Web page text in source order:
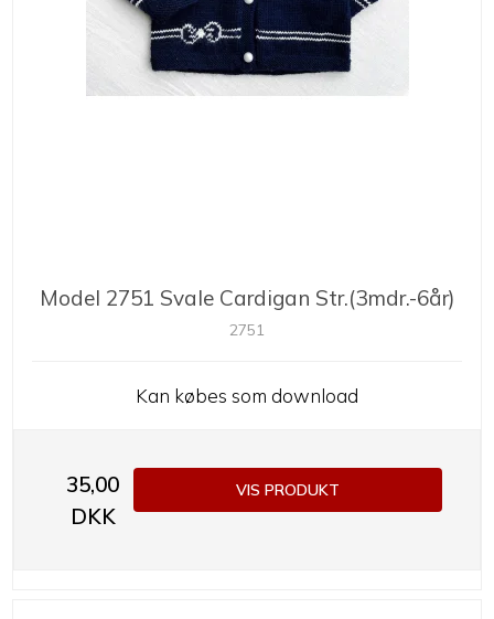
Model 2751 Svale Cardigan Str.(3mdr.-6år)
2751
Kan købes som download
35,00
DKK
VIS PRODUKT